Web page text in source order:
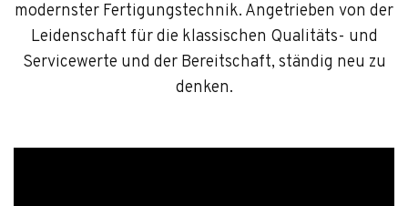
modernster Fertigungstechnik. Angetrieben von der
Leidenschaft für die klassischen Qualitäts- und
Servicewerte und der Bereitschaft, ständig neu zu
denken.